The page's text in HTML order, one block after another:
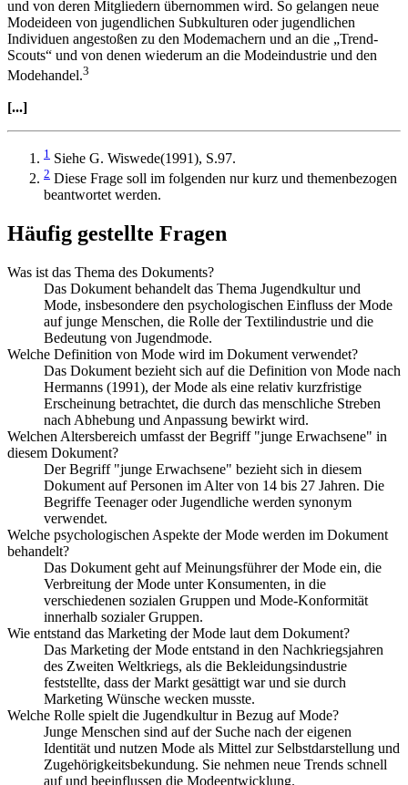
und von deren Mitgliedern übernommen wird. So gelangen neue
Modeideen von jugendlichen Subkulturen oder jugendlichen
Individuen angestoßen zu den Modemachern und an die „Trend-
Scouts“ und von denen wiederum an die Modeindustrie und den
Modehandel.3
[...]
1 Siehe G. Wiswede(1991), S.97.
2 Diese Frage soll im folgenden nur kurz und themenbezogen
beantwortet werden.
Häufig gestellte Fragen
Was ist das Thema des Dokuments?
Das Dokument behandelt das Thema Jugendkultur und
Mode, insbesondere den psychologischen Einfluss der Mode
auf junge Menschen, die Rolle der Textilindustrie und die
Bedeutung von Jugendmode.
Welche Definition von Mode wird im Dokument verwendet?
Das Dokument bezieht sich auf die Definition von Mode nach
Hermanns (1991), der Mode als eine relativ kurzfristige
Erscheinung betrachtet, die durch das menschliche Streben
nach Abhebung und Anpassung bewirkt wird.
Welchen Altersbereich umfasst der Begriff "junge Erwachsene" in
diesem Dokument?
Der Begriff "junge Erwachsene" bezieht sich in diesem
Dokument auf Personen im Alter von 14 bis 27 Jahren. Die
Begriffe Teenager oder Jugendliche werden synonym
verwendet.
Welche psychologischen Aspekte der Mode werden im Dokument
behandelt?
Das Dokument geht auf Meinungsführer der Mode ein, die
Verbreitung der Mode unter Konsumenten, in die
verschiedenen sozialen Gruppen und Mode-Konformität
innerhalb sozialer Gruppen.
Wie entstand das Marketing der Mode laut dem Dokument?
Das Marketing der Mode entstand in den Nachkriegsjahren
des Zweiten Weltkriegs, als die Bekleidungsindustrie
feststellte, dass der Markt gesättigt war und sie durch
Marketing Wünsche wecken musste.
Welche Rolle spielt die Jugendkultur in Bezug auf Mode?
Junge Menschen sind auf der Suche nach der eigenen
Identität und nutzen Mode als Mittel zur Selbstdarstellung und
Zugehörigkeitsbekundung. Sie nehmen neue Trends schnell
auf und beeinflussen die Modeentwicklung.